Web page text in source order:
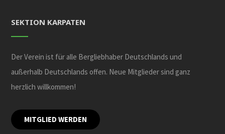
SEKTION KARPATEN
Der Verein ist für alle Bergliebhaber Deutschlands und
außerhalb Deutschlands offen. Neue Mitglieder sind ganz
herzlich willkommen!
MITGLIED WERDEN